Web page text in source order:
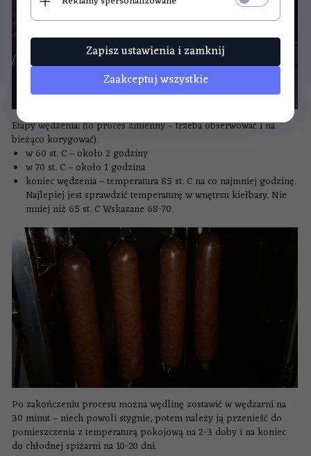
Etapy wędzenia: (to proces zmienny – trzeba obserwować i na
bieżąco korygować).
w 60 st. C – około 2 godziny
w 70 st. C – około 1 godzina
koniec wędzenia – temperatura 85 st. C na co najmniej godzinę.
Najlepiej jest sprawdzić temperaturę w wnętrzu kiełbasy. Nie
mniej niż 65 st. C Wskazane 68-70.
Po zakończeniu procesu można wędlinę zostawić w wędzarni na
30 minut – niech powoli stygnie, potem należy ją przenieść do
pomieszczenia z temperaturą pokojową na 2-3 doby i na koniec
do chłodnej spiżarni na 10-20 dni.
Zapisz ustawienia i zamknij
Zaakceptuj wszystkie